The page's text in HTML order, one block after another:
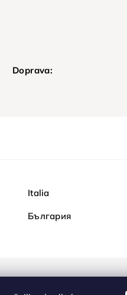
Doprava:
Italia
България